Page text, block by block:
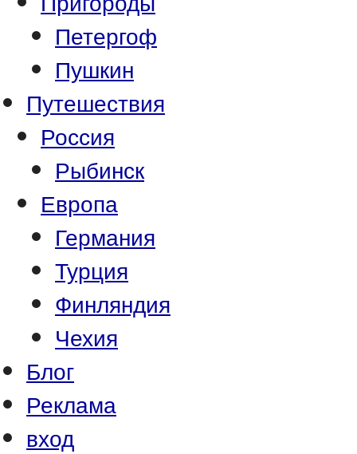
Петергоф
Пушкин
Путешествия
Россия
Рыбинск
Европа
Германия
Турция
Финляндия
Чехия
Блог
Реклама
вход